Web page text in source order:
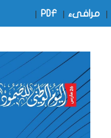
| مرافىء |
PDF
|